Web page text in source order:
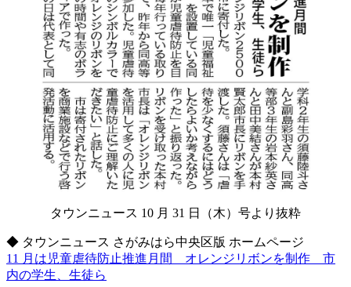
タウンニュース 10 月 31 日（木）号より抜粋
◆ タウンニュース さがみはら中央区版 ホームページ
11 月は児童虐待防止推進月間 オレンジリボンを制作 市
内の学生、生徒ら